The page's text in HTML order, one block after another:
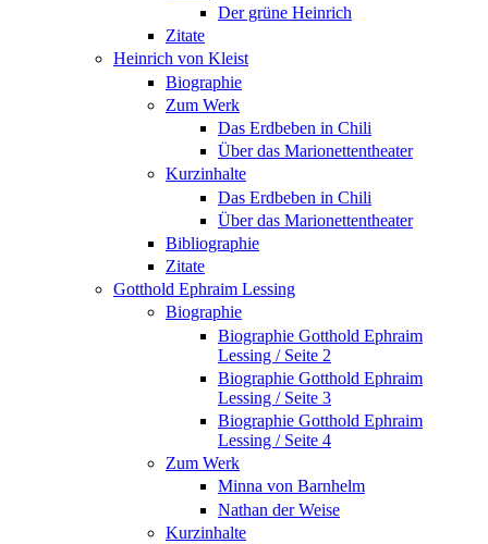
Der grüne Heinrich
Zitate
Heinrich von Kleist
Biographie
Zum Werk
Das Erdbeben in Chili
Über das Marionettentheater
Kurzinhalte
Das Erdbeben in Chili
Über das Marionettentheater
Bibliographie
Zitate
Gotthold Ephraim Lessing
Biographie
Biographie Gotthold Ephraim
Lessing / Seite 2
Biographie Gotthold Ephraim
Lessing / Seite 3
Biographie Gotthold Ephraim
Lessing / Seite 4
Zum Werk
Minna von Barnhelm
Nathan der Weise
Kurzinhalte